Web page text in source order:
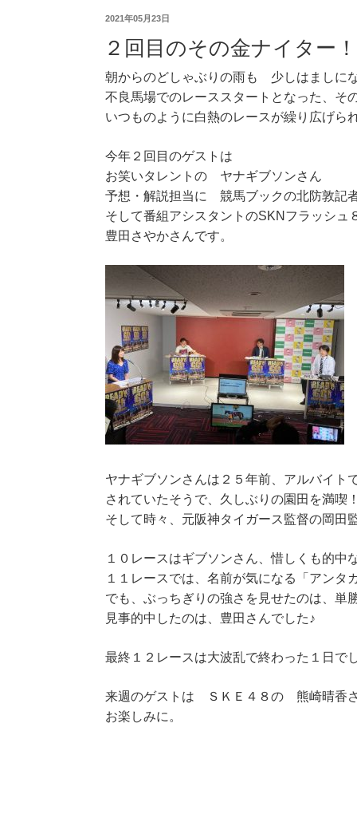
2021年05月23日
２回目のその金ナイター！
朝からのどしゃぶりの雨も 少しはましに
不良馬場でのレーススタートとなった、そ
いつものように白熱のレースが繰り広げら
今年２回目のゲストは
お笑いタレントの ヤナギブソンさん
予想・解説担当に 競馬ブックの北防敦記
そして番組アシスタントのSKNフラッシュ
豊田さやかさんです。
ヤナギブソンさんは２５年前、アルバイト
されていたそうで、久しぶりの園田を満喫
そして時々、元阪神タイガース監督の岡田
１０レースはギブソンさん、惜しくも的中
１１レースでは、名前が気になる「アンタ
でも、ぶっちぎりの強さを見せたのは、単
見事的中したのは、豊田さんでした♪
最終１２レースは大波乱で終わった１日で
来週のゲストは ＳＫＥ４８の 熊崎晴香
お楽しみに。